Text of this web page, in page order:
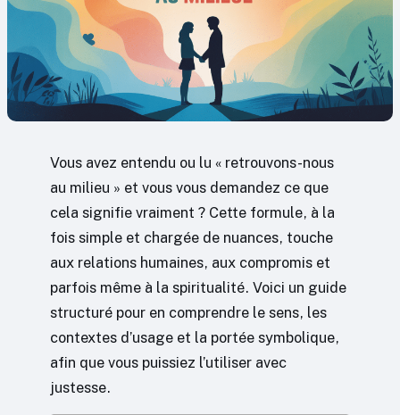
Vous avez entendu ou lu « retrouvons-nous
au milieu » et vous vous demandez ce que
cela signifie vraiment ? Cette formule, à la
fois simple et chargée de nuances, touche
aux relations humaines, aux compromis et
parfois même à la spiritualité. Voici un guide
structuré pour en comprendre le sens, les
contextes d’usage et la portée symbolique,
afin que vous puissiez l’utiliser avec
justesse.